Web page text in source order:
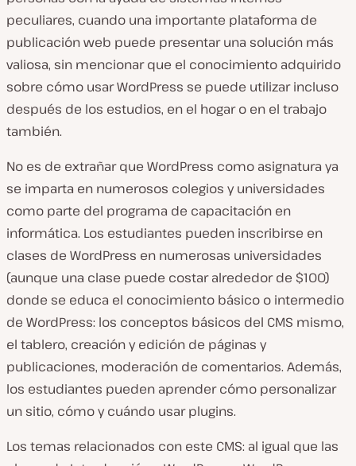
peculiares, cuando una importante plataforma de
publicación web puede presentar una solución más
valiosa, sin mencionar que el conocimiento adquirido
sobre cómo usar WordPress se puede utilizar incluso
después de los estudios, en el hogar o en el trabajo
también.
No es de extrañar que WordPress como asignatura ya
se imparta en numerosos colegios y universidades
como parte del programa de capacitación en
informática. Los estudiantes pueden inscribirse en
clases de WordPress en numerosas universidades
(aunque una clase puede costar alrededor de $100)
donde se educa el conocimiento básico o intermedio
de WordPress: los conceptos básicos del CMS mismo,
el tablero, creación y edición de páginas y
publicaciones, moderación de comentarios. Además,
los estudiantes pueden aprender cómo personalizar
un sitio, cómo y cuándo usar plugins.
Los temas relacionados con este CMS: al igual que las